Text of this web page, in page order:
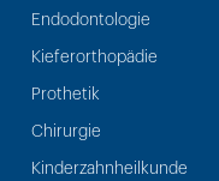
Endodontologie
Kieferorthopädie
Prothetik
Chirurgie
Kinderzahnheilkunde